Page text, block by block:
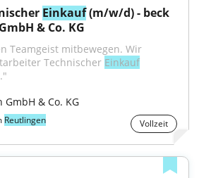
Einkauf (m/w/d) - beck
& Co. KG
Teamgeist mitbewegen. Wir
Technischer Einkauf
& Co. KG
Reutlingen Vollzeit